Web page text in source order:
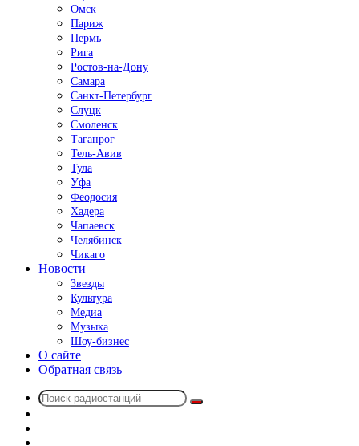
Омск
Париж
Пермь
Рига
Ростов-на-Дону
Самара
Санкт-Петербург
Слуцк
Смоленск
Таганрог
Тель-Авив
Тула
Уфа
Феодосия
Хадера
Чапаевск
Челябинск
Чикаго
Новости
Звезды
Культура
Медиа
Музыка
Шоу-бизнес
О сайте
Обратная связь
Поиск